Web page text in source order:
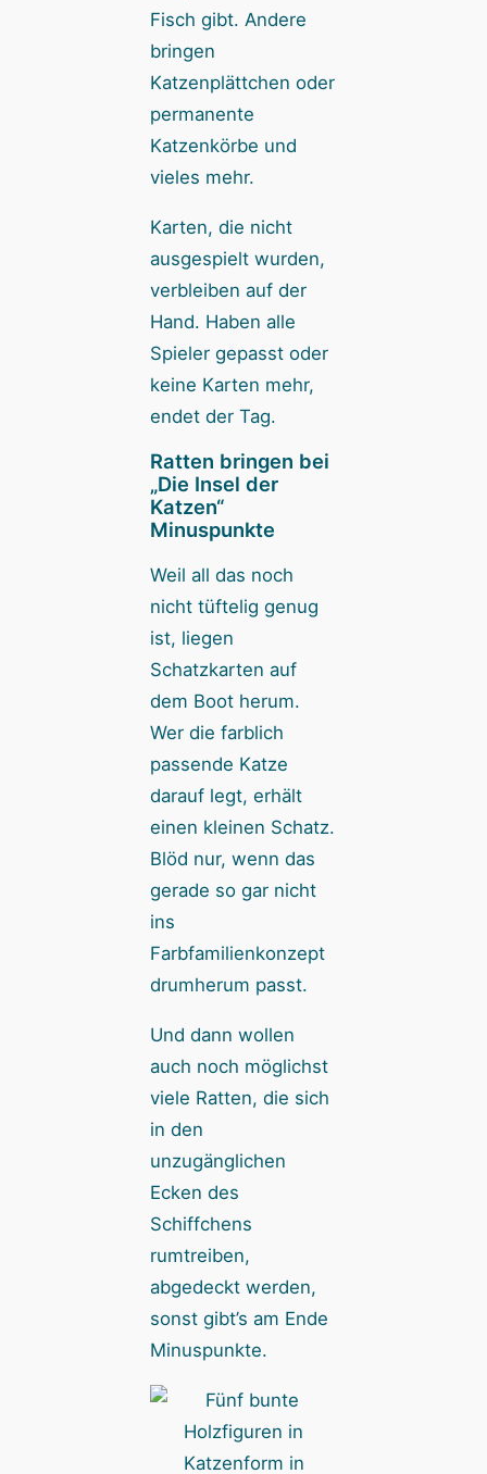
Fisch gibt. Andere
bringen
Katzenplättchen oder
permanente
Katzenkörbe und
vieles mehr.
Karten, die nicht
ausgespielt wurden,
verbleiben auf der
Hand. Haben alle
Spieler gepasst oder
keine Karten mehr,
endet der Tag.
Ratten bringen bei
„Die Insel der
Katzen“
Minuspunkte
Weil all das noch
nicht tüftelig genug
ist, liegen
Schatzkarten auf
dem Boot herum.
Wer die farblich
passende Katze
darauf legt, erhält
einen kleinen Schatz.
Blöd nur, wenn das
gerade so gar nicht
ins
Farbfamilienkonzept
drumherum passt.
Und dann wollen
auch noch möglichst
viele Ratten, die sich
in den
unzugänglichen
Ecken des
Schiffchens
rumtreiben,
abgedeckt werden,
sonst gibt’s am Ende
Minuspunkte.